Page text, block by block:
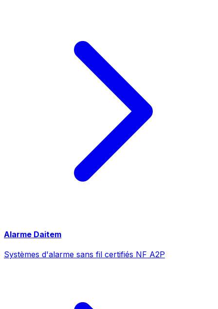
Alarme Daitem
Systèmes d'alarme sans fil certifiés NF A2P